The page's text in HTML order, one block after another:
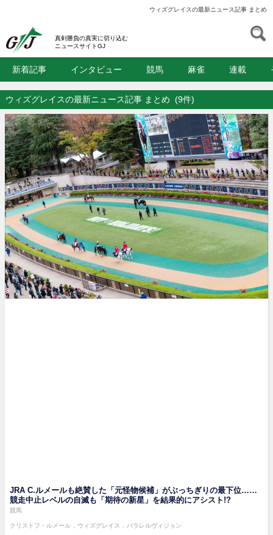
ウィズグレイスの最新ニュース記事 まとめ
真剣勝負の真実に切り込む
ニュースサイトGJ
新着記事 インタビュー 競馬 麻雀 連載
ウィズグレイスの最新ニュース記事 まとめ (9件)
JRA C.ルメールも絶賛した「元怪物候補」がぶっちぎりの最下位……
競走中止レベルの自滅も「期待の新星」を結果的にアシスト!?
競馬
クリストフ・ルメール ウィズグレイス パラレルヴィジョン